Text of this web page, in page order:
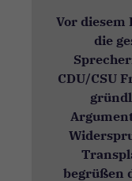
Vor
die
CDU/CSU
begrüßen